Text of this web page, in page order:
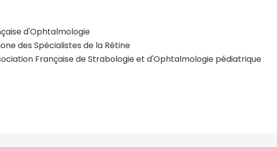
d'Ophtalmologie
des Spécialistes de la Rétine
Française de Strabologie et d'Ophtalmologie pédiatrique